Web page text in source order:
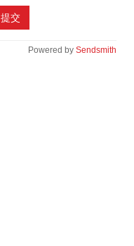
提交
Powered by Sendsmith